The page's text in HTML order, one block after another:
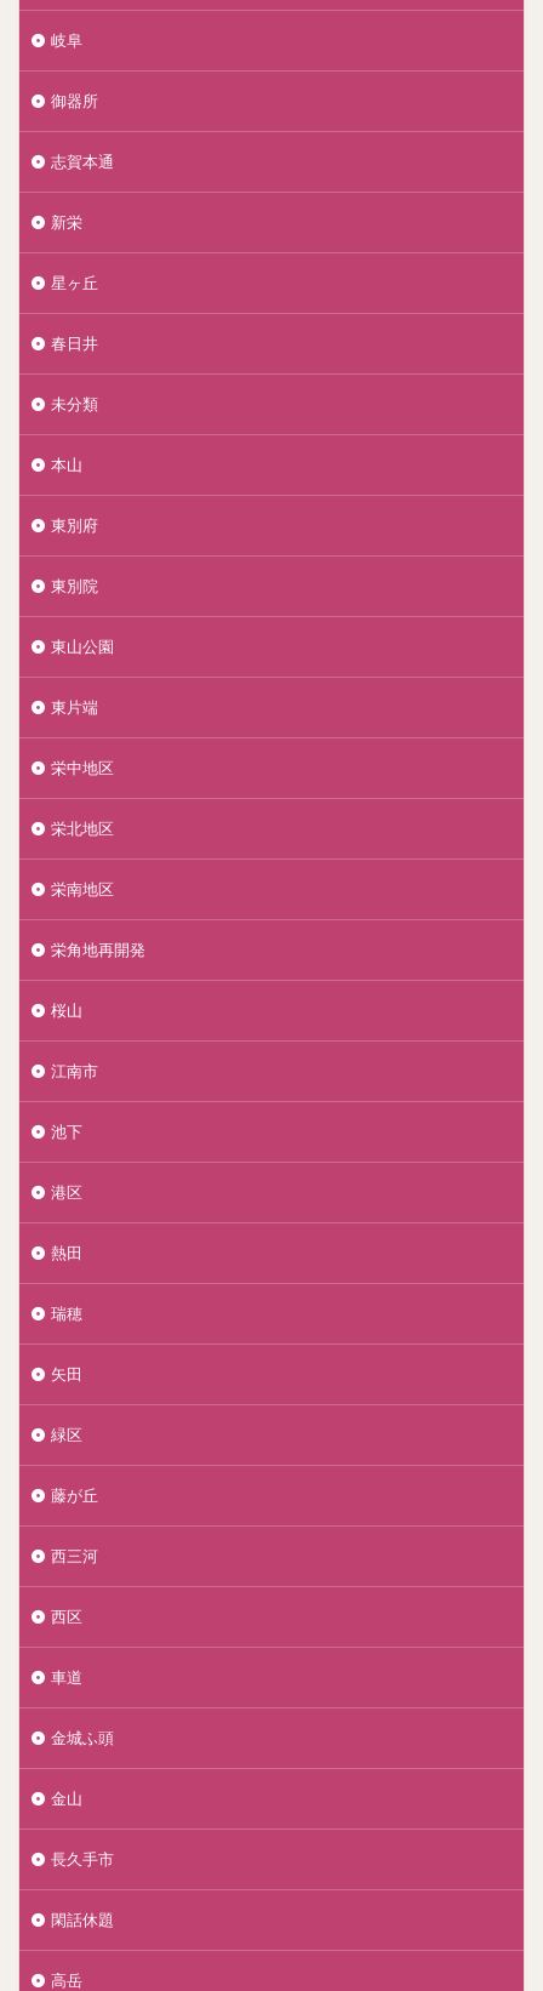
岐阜
御器所
志賀本通
新栄
星ヶ丘
春日井
未分類
本山
東別府
東別院
東山公園
東片端
栄中地区
栄北地区
栄南地区
栄角地再開発
桜山
江南市
池下
港区
熱田
瑞穂
矢田
緑区
藤が丘
西三河
西区
車道
金城ふ頭
金山
長久手市
閑話休題
高岳